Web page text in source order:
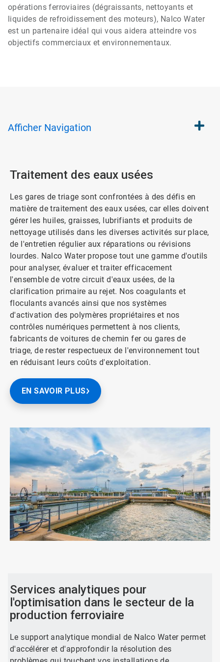
opérations ferroviaires (dégraissants, nettoyants et
liquides de refroidissement des moteurs), Nalco Water
est un partenaire idéal qui vous aidera atteindre vos
objectifs commerciaux et environnementaux.
Afficher Navigation
Traitement des eaux usées
Les gares de triage sont confrontées à des défis en
matière de traitement des eaux usées, car elles doivent
gérer les huiles, graisses, lubrifiants et produits de
nettoyage utilisés dans les diverses activités sur place,
de l'entretien régulier aux réparations ou révisions
lourdes. Nalco Water propose tout une gamme d'outils
pour analyser, évaluer et traiter efficacement
l'ensemble de votre circuit d'eaux usées, de la
clarification primaire au rejet. Nos coagulants et
floculants avancés ainsi que nos systèmes
d'activation des polymères propriétaires et nos
contrôles numériques permettent à nos clients,
fabricants de voitures de chemin fer ou gares de
triage, de rester respectueux de l'environnement tout
en réduisant leurs coûts d'exploitation.
EN SAVOIR PLUS
Services analytiques pour
l'optimisation dans le secteur de la
production ferroviaire
Le support analytique mondial de Nalco Water permet
d'accélérer et d'approfondir la résolution des